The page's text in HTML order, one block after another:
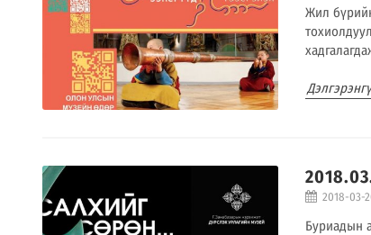
Жил
2018-03-
Буриадын